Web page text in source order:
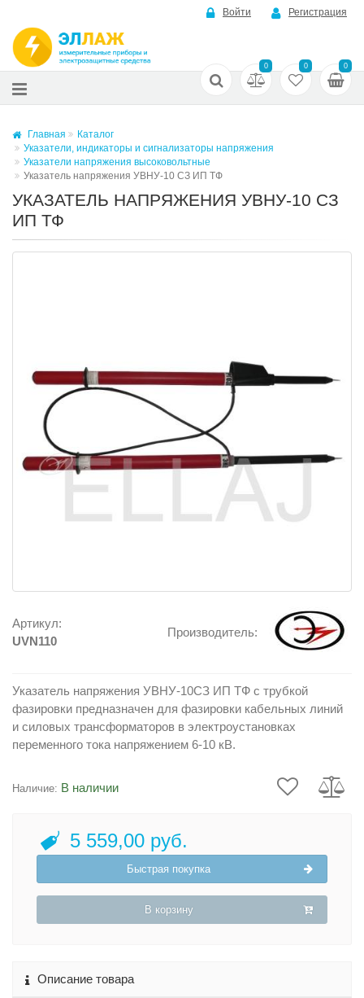
Войти Регистрация
0 0 0
Главная
Каталог
Указатели, индикаторы и сигнализаторы напряжения
Указатели напряжения высоковольтные
Указатель напряжения УВНУ-10 СЗ ИП ТФ
УКАЗАТЕЛЬ НАПРЯЖЕНИЯ УВНУ-10 СЗ
ИП ТФ
Артикул:
UVN110
Производитель:
Указатель напряжения УВНУ-10СЗ ИП ТФ с трубкой
фазировки предназначен для фазировки кабельных линий
и силовых трансформаторов в электроустановках
переменного тока напряжением 6-10 кВ.
Наличие: В наличии
5 559,00 руб.
Быстрая покупка
В корзину
Описание товара